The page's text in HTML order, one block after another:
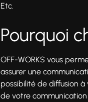
Etc.
Pourquoi
OFF-WORKS vous
assurer une
possibilité de diffusion à
de votre